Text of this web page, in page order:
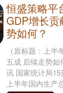
恒盛策略平
GDP增长
势如何？
（原标题：上
五成 后续走势如
讯 国家统计局15
上半年国内生产